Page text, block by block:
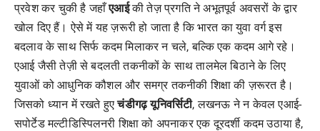
प्रवेश कर चुकी है जहाँएआईकी तेज़ प्रगति ने अभूतपूर्व अवसरों के द्वार
खोल दिए हैं। ऐसे में यह ज़रूरी हो जाता है कि भारत का युवा वर्ग इस
बदलाव के साथ सिर्फ कदम मिलाकर न चले, बल्कि एक कदम आगे रहे।
एआई जैसी तेज़ी से बदलती तकनीकों के साथ तालमेल बिठाने के लिए
युवाओं को आधुनिक कौशल और समग्र तकनीकी शिक्षा की ज़रूरत है।
जिसको ध्यान में रखते हुएचंडीगढ़ यूनिवर्सिटी, लखनऊ ने न केवल एआई-
सपोर्टेड मल्टीडिस्पिलनरी शिक्षा को अपनाकर एक दूरदर्शी कदम उठाया है,